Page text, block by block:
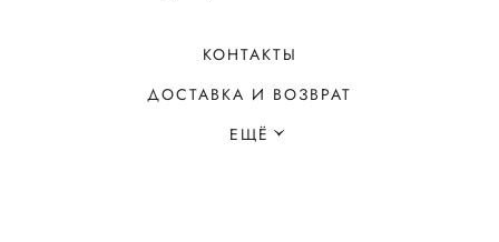
КОНТАКТЫ
ДОСТАВКА И ВОЗВРАТ
ЕЩЁ